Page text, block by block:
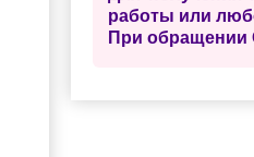
работы или
При обращении